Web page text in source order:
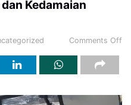
Kedamaian
Comments Off